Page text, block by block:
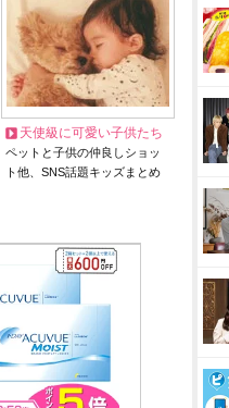
天使級に可愛い子供たち
ペットと子供の仲良しショッ
ト他、SNS話題キッズまとめ